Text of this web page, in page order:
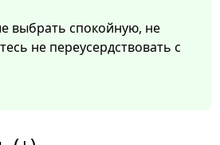
выбрать спокойную, не
не переусердствовать с